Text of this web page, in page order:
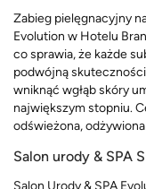
Zabieg pielęgnacyjny
Evolution w Hotelu
co sprawia, że każde
podwójną
wniknąć wgłąb skóry
największym stopniu.
odświeżona,
Salon urody & SPA
Salon Urody & SPA